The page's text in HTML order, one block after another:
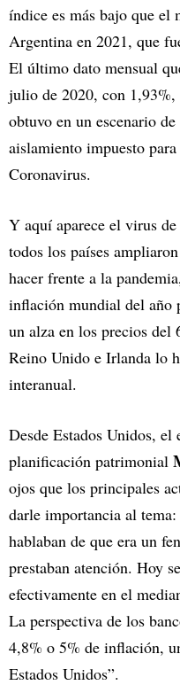
índice es más bajo que el
Argentina en 2021, que
El último dato mensual
julio de 2020, con 1,93%,
obtuvo en un escenario
aislamiento impuesto
Coronavirus.
Y aquí aparece el virus
todos los países
hacer frente a la
inflación mundial del año
un alza en los precios
Reino Unido e Irlanda lo
interanual.
Desde Estados Unidos, el
planificación patrimonial
ojos que los principales
darle importancia al
hablaban de que era un
prestaban atención. Hoy
efectivamente en el
La perspectiva de los
4,8% o 5% de inflación,
Estados Unidos”.